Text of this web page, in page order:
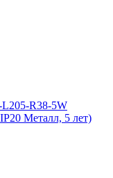
R38-5W
Металл, 5 лет)